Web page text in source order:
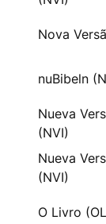
Nova
nuBibeln
Nueva
(NVI)
Nueva
(NVI)
O Livro